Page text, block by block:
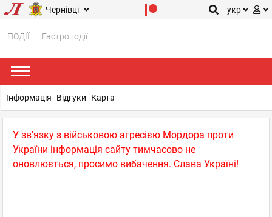
Чернівці укр
ПОДІЇ Гастроподії
У зв'язку з військовою агресією Мордора проти
України інформація сайту тимчасово не
оновлюється, просимо вибачення. Слава Україні!
Інформація Відгуки Карта